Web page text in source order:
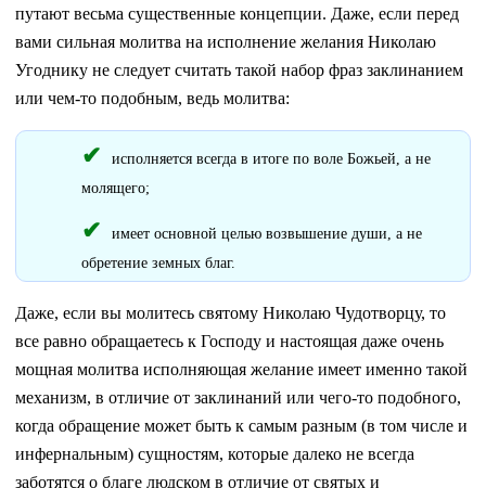
путают весьма существенные концепции. Даже, если перед
вами сильная молитва на исполнение желания Николаю
Угоднику не следует считать такой набор фраз заклинанием
или чем-то подобным, ведь молитва:
исполняется всегда в итоге по воле Божьей, а не
молящего;
имеет основной целью возвышение души, а не
обретение земных благ.
Даже, если вы молитесь святому Николаю Чудотворцу, то
все равно обращаетесь к Господу и настоящая даже очень
мощная молитва исполняющая желание имеет именно такой
механизм, в отличие от заклинаний или чего-то подобного,
когда обращение может быть к самым разным (в том числе и
инфернальным) сущностям, которые далеко не всегда
заботятся о благе людском в отличие от святых и